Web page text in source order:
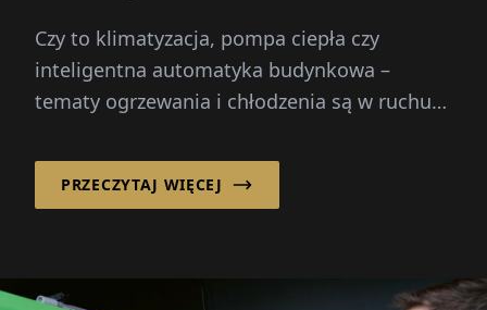
Czy to klimatyzacja, pompa ciepła czy
inteligentna automatyka budynkowa –
tematy ogrzewania i chłodzenia są w ruchu
PRZECZYTAJ WIĘCEJ